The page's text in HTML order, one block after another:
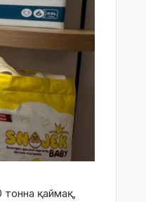
тонна қаймақ,